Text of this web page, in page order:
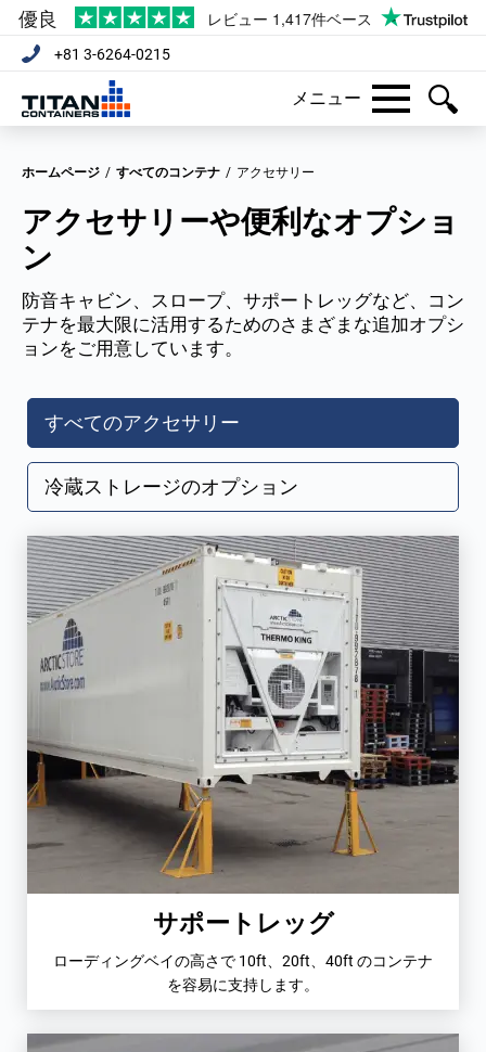
+81 3-6264-0215
メニュー
ホームページ / すべてのコンテナ / アクセサリー
アクセサリーや便利なオプショ
ン
防音キャビン、スロープ、サポートレッグなど、コン
テナを最大限に活用するためのさまざまな追加オプシ
ョンをご用意しています。
すべてのアクセサリー
冷蔵ストレージのオプション
サポートレッグ
ローディングベイの高さで 10ft、20ft、40ft のコンテナ
を容易に支持します。